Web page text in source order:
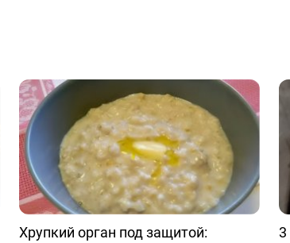
Хрупкий орган под защитой: